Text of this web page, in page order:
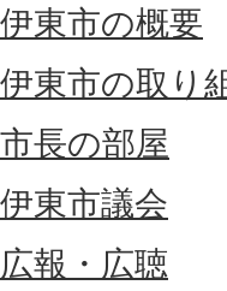
伊東市の概要
伊東市の取り
市長の部屋
伊東市議会
広報・広聴